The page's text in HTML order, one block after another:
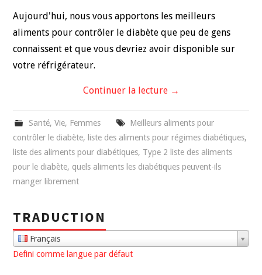
Aujourd'hui, nous vous apportons les meilleurs
aliments pour contrôler le diabète que peu de gens
connaissent et que vous devriez avoir disponible sur
votre réfrigérateur.
Continuer la lecture →
Santé, Vie, Femmes
Meilleurs aliments pour
contrôler le diabète, liste des aliments pour régimes diabétiques,
liste des aliments pour diabétiques, Type 2 liste des aliments
pour le diabète, quels aliments les diabétiques peuvent-ils
manger librement
TRADUCTION
Français
Defini comme langue par défaut